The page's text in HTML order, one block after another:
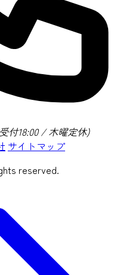
付18:00 / 木曜定休)
サイトマップ
reserved.